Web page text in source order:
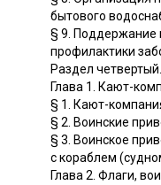
бытового
§ 9. Поддержание
профилактики
Раздел
Глава 1. Кают-
§ 1. Кают-
§ 2. Воинские
§ 3. Воинское
с кораблем
Глава 2. Флаги,